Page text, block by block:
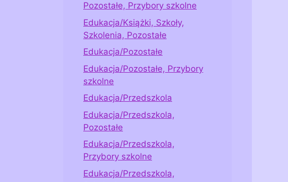
Pozostałe, Przybory szkolne
Edukacja/Książki, Szkoły,
Szkolenia, Pozostałe
Edukacja/Pozostałe
Edukacja/Pozostałe, Przybory
szkolne
Edukacja/Przedszkola
Edukacja/Przedszkola,
Pozostałe
Edukacja/Przedszkola,
Przybory szkolne
Edukacja/Przedszkola,